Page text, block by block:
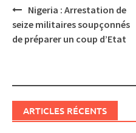
Post
navigation
Nigeria : Arrestation de
seize militaires soupçonnés
de préparer un coup d’Etat
ARTICLES RÉCENTS